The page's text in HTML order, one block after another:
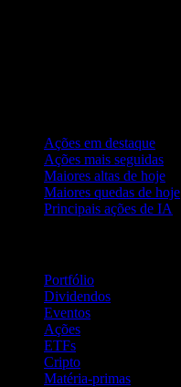
Ações em destaque
Ações mais seguidas
Maiores altas de hoje
Maiores quedas de hoje
Principais ações de IA
Portfólio
Dividendos
Eventos
Ações
ETFs
Cripto
Matéria-primas